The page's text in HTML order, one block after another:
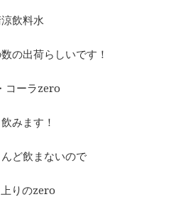
飲料水
の出荷らしいです！
コーラzero
みます！
ど飲まないので
りのzero